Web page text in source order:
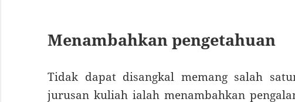
Menambahkan pengetahuan
Tidak dapat disangkal memang salah
jurusan kuliah ialah menambahkan